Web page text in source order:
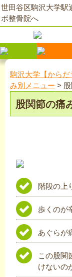
世田谷区駒沢大学駅
ボ整骨院へ
駒沢大学【から
み別メニュー >
股関節の痛
階段の上
歩くのが
あぐらが
この股関
けないの